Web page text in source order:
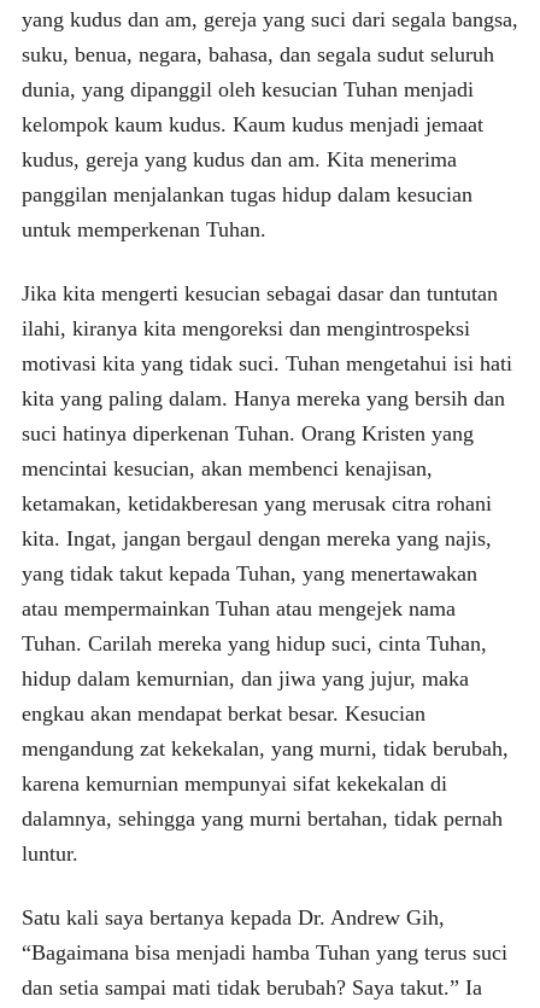
yang kudus dan am, gereja yang suci dari segala bangsa,
suku, benua, negara, bahasa, dan segala sudut seluruh
dunia, yang dipanggil oleh kesucian Tuhan menjadi
kelompok kaum kudus. Kaum kudus menjadi jemaat
kudus, gereja yang kudus dan am. Kita menerima
panggilan menjalankan tugas hidup dalam kesucian
untuk memperkenan Tuhan.
Jika kita mengerti kesucian sebagai dasar dan tuntutan
ilahi, kiranya kita mengoreksi dan mengintrospeksi
motivasi kita yang tidak suci. Tuhan mengetahui isi hati
kita yang paling dalam. Hanya mereka yang bersih dan
suci hatinya diperkenan Tuhan. Orang Kristen yang
mencintai kesucian, akan membenci kenajisan,
ketamakan, ketidakberesan yang merusak citra rohani
kita. Ingat, jangan bergaul dengan mereka yang najis,
yang tidak takut kepada Tuhan, yang menertawakan
atau mempermainkan Tuhan atau mengejek nama
Tuhan. Carilah mereka yang hidup suci, cinta Tuhan,
hidup dalam kemurnian, dan jiwa yang jujur, maka
engkau akan mendapat berkat besar. Kesucian
mengandung zat kekekalan, yang murni, tidak berubah,
karena kemurnian mempunyai sifat kekekalan di
dalamnya, sehingga yang murni bertahan, tidak pernah
luntur.
Satu kali saya bertanya kepada Dr. Andrew Gih,
“Bagaimana bisa menjadi hamba Tuhan yang terus suci
dan setia sampai mati tidak berubah? Saya takut.” Ia